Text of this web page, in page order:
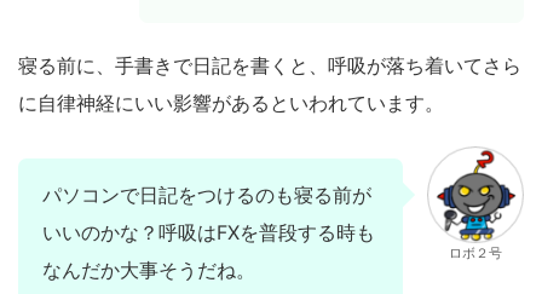
寝る前に、手書きで日記を書くと、呼吸が落ち着いてさら
に自律神経にいい影響があるといわれています。
パソコンで日記をつけるのも寝る前が
いいのかな？呼吸はFXを普段する時も
なんだか大事そうだね。
ロボ２号